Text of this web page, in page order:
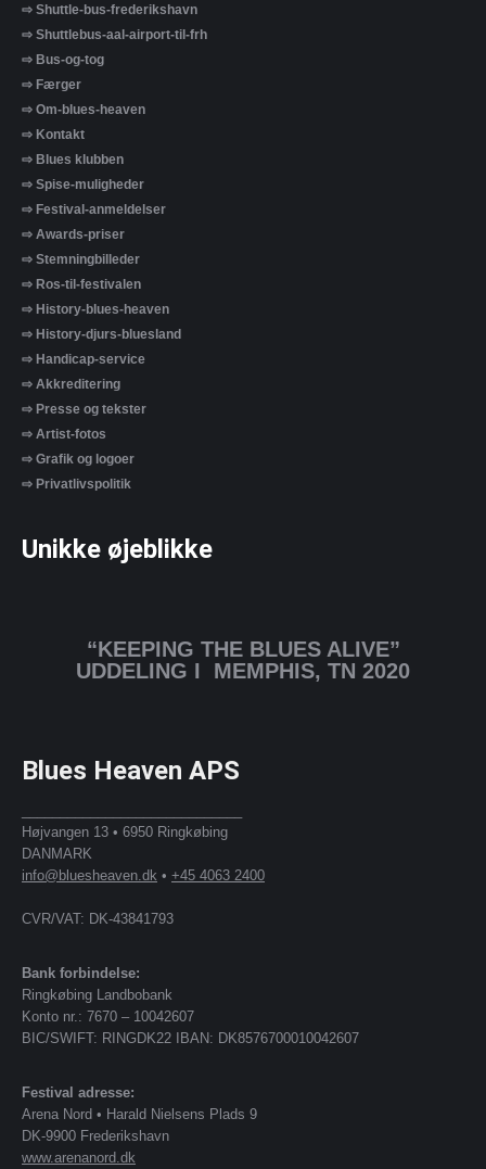
⇨ Shuttle-bus-frederikshavn
⇨ Shuttlebus-aal-airport-til-frh
⇨ Bus-og-tog
⇨ Færger
⇨ Om-blues-heaven
⇨ Kontakt
⇨ Blues klubben
⇨ Spise-muligheder
⇨ Festival-anmeldelser
⇨ Awards-priser
⇨ Stemningbilleder
⇨ Ros-til-festivalen
⇨ History-blues-heaven
⇨ History-djurs-bluesland
⇨ Handicap-service
⇨ Akkreditering
⇨ Presse og tekster
⇨ Artist-fotos
⇨ Grafik og logoer
⇨ Privatlivspolitik
Unikke øjeblikke
“KEEPING THE BLUES ALIVE”
UDDELING I MEMPHIS, TN 2020
Blues Heaven APS
Højvangen 13 • 6950 Ringkøbing
DANMARK
info@bluesheaven.dk • +45 4063 2400
CVR/VAT: DK-43841793
Bank forbindelse:
Ringkøbing Landbobank
Konto nr.: 7670 – 10042607
BIC/SWIFT: RINGDK22 IBAN: DK8576700010042607
Festival adresse:
Arena Nord • Harald Nielsens Plads 9
DK-9900 Frederikshavn
www.arenanord.dk